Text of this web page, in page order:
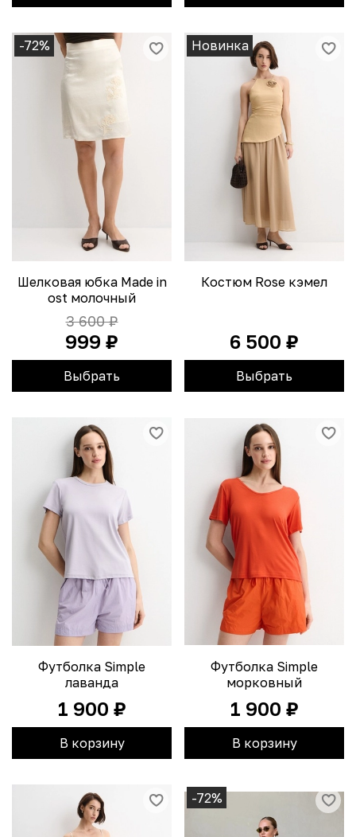
-72%
Шелковая юбка Made in
ost молочный
3 600 ₽
999 ₽
Выбрать
Новинка
Костюм Rose кэмел
6 500 ₽
Выбрать
Футболка Simple
лаванда
1 900 ₽
В корзину
Футболка Simple
морковный
1 900 ₽
В корзину
-72%